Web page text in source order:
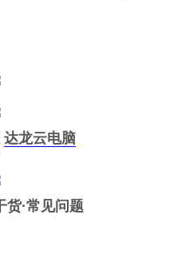
达龙云电脑
货·常见问题